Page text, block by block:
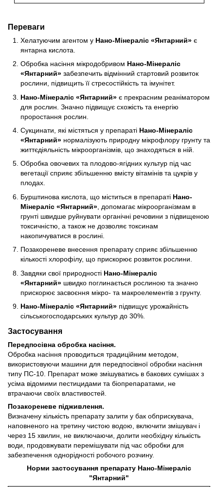
Переваги
Хелатуючим агентом у Нано-Мінераліс «Янтарний» є
янтарна кислота.
Обробка насіння мікродобривом Нано-Мінераліс
«Янтарний» забезпечить відмінний стартовий розвиток
рослини, підвищить її стресостійкість та імунітет.
Нано-Мінераліс «Янтарний» є прекрасним реаніматором
для рослин. Значно підвищує схожість та енергію
проростання рослин.
Сукцинати, які містяться у препараті Нано-Мінераліс
«Янтарний» нормалізують природну мікрофлору грунту та
життєдіяльність мікроорганізмів, що знаходяться в ній.
Обробка овочевих та плодово-ягідних культур під час
вегетації сприяє збільшенню вмісту вітамінів та цукрів у
плодах.
Бурштинова кислота, що міститься в препараті Нано-
Мінераліс «Янтарний» , допомагає мікроорганізмам в
грунті швидше руйнувати органічні речовини з підвищеною
токсичністю, а також не дозволяє токсинам
накопичуватися в рослині.
Позакореневе внесення препарату сприяє збільшенню
кількості хлорофілу, що прискорює розвиток рослини.
Завдяки свої природності Нано-Мінераліс
«Янтарний» швидко поглинається рослиною та значно
прискорює засвоєння мікро- та макроелементів з грунту.
Нано-Мінераліс «Янтарний» підвищує урожайність
сільськогосподарських культур до 30%.
Застосування
Передпосівна обробка насіння.
Обробка насіння проводиться традиційним методом,
використовуючи машини для передпосівної обробки насіння
типу ПС-10. Препарат може змішуватись в бакових сумішах з
усіма відомими пестицидами та біопрепаратами, не
втрачаючи своїх властивостей.
Позакореневе підживлення.
Визначену кількість препарату залити у бак обприскувача,
наповненого на третину чистою водою, включити змішувач і
через 15 хвилин, не виключаючи, долити необхідну кількість
води, продовжувати перемішувати під час обробки для
забезпечення однорідності робочого розчину.
Норми застосування препарату Нано-Мінераліс
"Янтарний"